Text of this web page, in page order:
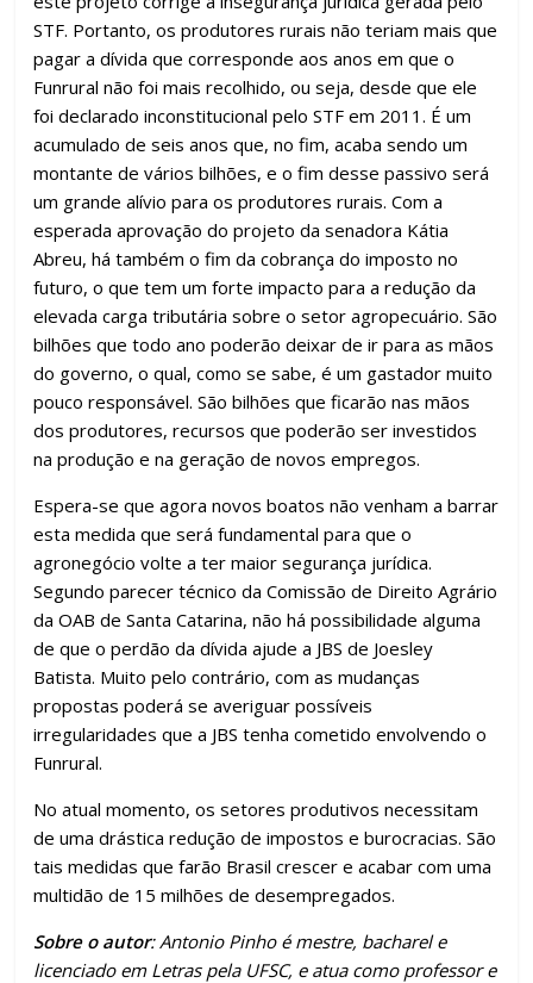
STF. Portanto, os produtores rurais não teriam mais que
pagar a dívida que corresponde aos anos em que o
Funrural não foi mais recolhido, ou seja, desde que ele
foi declarado inconstitucional pelo STF em 2011. É um
acumulado de seis anos que, no fim, acaba sendo um
montante de vários bilhões, e o fim desse passivo será
um grande alívio para os produtores rurais. Com a
esperada aprovação do projeto da senadora Kátia
Abreu, há também o fim da cobrança do imposto no
futuro, o que tem um forte impacto para a redução da
elevada carga tributária sobre o setor agropecuário. São
bilhões que todo ano poderão deixar de ir para as mãos
do governo, o qual, como se sabe, é um gastador muito
pouco responsável. São bilhões que ficarão nas mãos
dos produtores, recursos que poderão ser investidos
na produção e na geração de novos empregos.
Espera-se que agora novos boatos não venham a barrar
esta medida que será fundamental para que o
agronegócio volte a ter maior segurança jurídica.
Segundo parecer técnico da Comissão de Direito Agrário
da OAB de Santa Catarina, não há possibilidade alguma
de que o perdão da dívida ajude a JBS de Joesley
Batista. Muito pelo contrário, com as mudanças
propostas poderá se averiguar possíveis
irregularidades que a JBS tenha cometido envolvendo o
Funrural.
No atual momento, os setores produtivos necessitam
de uma drástica redução de impostos e burocracias. São
tais medidas que farão Brasil crescer e acabar com uma
multidão de 15 milhões de desempregados.
Sobre o autor: Antonio Pinho é mestre, bacharel e
licenciado em Letras pela UFSC, e atua como professor e